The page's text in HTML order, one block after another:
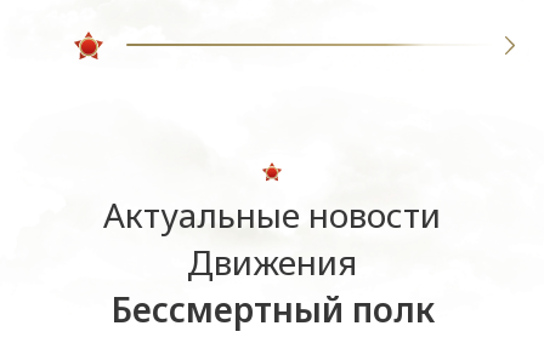
Актуальные новости
Движения
Бессмертный полк